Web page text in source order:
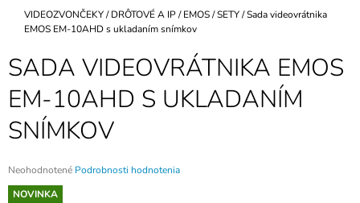
Domov
VIDEOZVONČEKY/ DRÔTOVÉ A IP/ EMOS/SETY/Sada videovrátnika
EMOS EM-10AHD s ukladaním snímkov
SADA VIDEOVRÁTNIKA EMOS
EM-10AHD S UKLADANÍM
SNÍMKOV
Priemerné
hodnotenie
produktu
Neohodnotené Podrobnosti hodnotenia
NOVINKA
T
R
E
B
U
J
E
T
E